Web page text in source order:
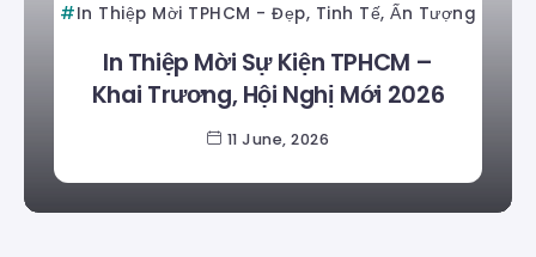
In Thiệp Mời TPHCM - Đẹp, Tinh Tế, Ấn Tượng
In Thiệp Mời Sự Kiện TPHCM –
Khai Trương, Hội Nghị Mới 2026
11 June, 2026